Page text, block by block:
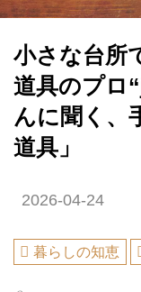
小さな台所
道具のプロ
んに聞く、
道具」
2026-04-24
暮らしの知恵